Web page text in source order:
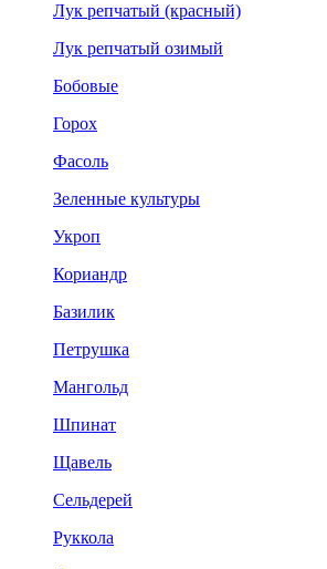
Лук репчатый (красный)
Лук репчатый озимый
Бобовые
Горох
Фасоль
Зеленные культуры
Укроп
Кориандр
Базилик
Петрушка
Мангольд
Шпинат
Щавель
Сельдерей
Руккола